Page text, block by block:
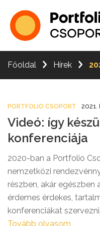
Főoldal Hírek
PORTFOLIO CSOPORT 2021.
Videó: így
konferenciája
2020-ban a Portfolio
nemzetközi
részben, akár egészben
érdemes érdekes,
konferenciákat szervezni. A pandémiás helyzet és a
folyamatosan változó
Tovább olvasom